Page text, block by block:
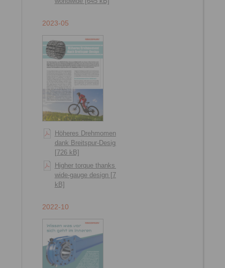
2023-05
Höheres Drehmoment
dank Breitspur-Design
[726 kB]
Higher torque thanks to
wide-gauge design [724
kB]
2022-10